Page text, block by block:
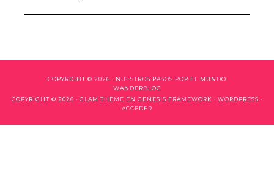
COPYRIGHT © 2026 · NUESTROS PASOS POR EL MUNDO
WANDERBLOG
COPYRIGHT © 2026 · GLAM THEME EN GENESIS FRAMEWORK · WORDPRESS ·
ACCEDER